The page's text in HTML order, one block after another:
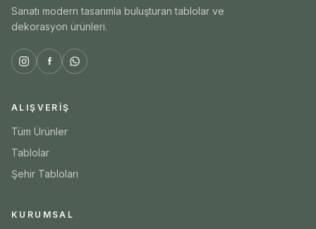
Sanatı modern tasarımla buluşturan tablolar ve
dekorasyon ürünleri.
ALIŞVERIŞ
Tüm Ürünler
Tablolar
Şehir Tabloları
KURUMSAL